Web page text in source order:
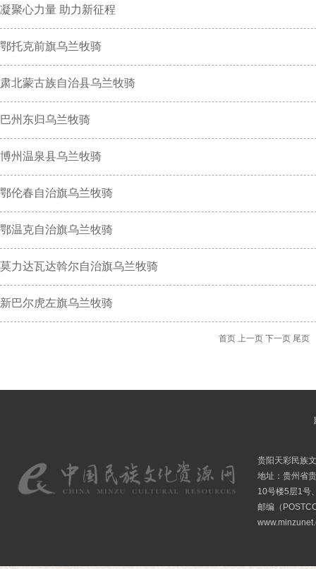
凝聚心力量 助力新征程
鄂托克前旗乌兰牧骑
肃北蒙古族自治县乌兰牧骑
巴州东归乌兰牧骑
博州温泉县乌兰牧骑
鄂伦春自治旗乌兰牧骑
鄂温克自治旗乌兰牧骑
莫力达瓦达斡尔自治旗乌兰牧骑
新巴尔虎左旗乌兰牧骑
首页 上一页 下一页 尾页
贵阳天彩民族
地址：贵州省
10号楼5层1号
邮编（